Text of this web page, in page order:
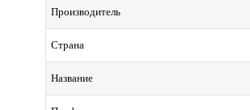
Производитель
Страна
Название